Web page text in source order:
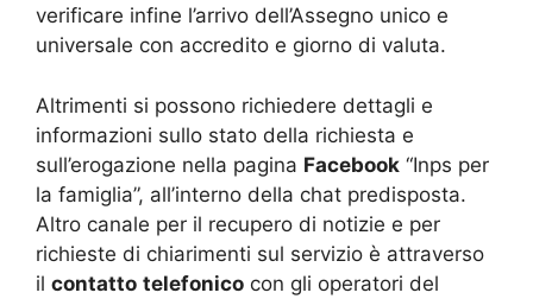
verificare infine l’arrivo dell’Assegno unico e
universale con accredito e giorno di valuta.
Altrimenti si possono richiedere dettagli e
informazioni sullo stato della richiesta e
sull’erogazione nella pagina Facebook “Inps per
la famiglia”, all’interno della chat predisposta.
Altro canale per il recupero di notizie e per
richieste di chiarimenti sul servizio è attraverso
il contatto telefonico con gli operatori del